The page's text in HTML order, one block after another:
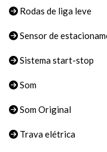
Rodas de liga leve
Sensor de
Sistema start-stop
Som
Som Original
Trava elétrica